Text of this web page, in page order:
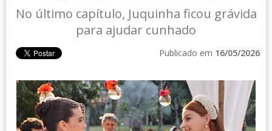
No último capítulo, Juquinha ficou grávida
para ajudar cunhado
Publicado em 16/05/2026